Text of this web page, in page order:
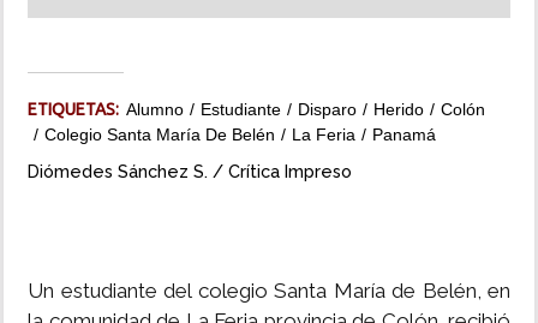
ETIQUETAS: Alumno Estudiante Disparo Herido
Colón
Colegio Santa María De Belén
La Feria Panamá
Diómedes Sánchez S. / Crítica Impreso
Un estudiante del colegio Santa María de Belén, en